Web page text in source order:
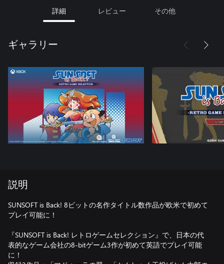
詳細 レビュー その他
ギャラリー
説明
SUNSOFT is Back! 8ビットの名作タイトル数作品が欧米で初めて
プレイ可能に！
『SUNSOFT is Back! レトロゲームセレクション』で、日本の代
表的なゲーム会社の8-bitゲーム3作が初めて英語でプレイ可能
に！